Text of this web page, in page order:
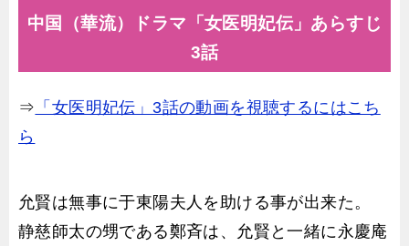
中国（華流）ドラマ「女医明妃伝」あらすじ
3話
⇒ 「女医明妃伝」3話の動画を視聴するにはこち
ら
允賢は無事に于東陽夫人を助ける事が出来た。
静慈師太の甥である鄭斉は、允賢と一緒に永慶庵